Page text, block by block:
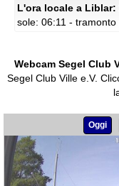
L'ora locale a Liblar:
sole: 06:11 -
Webcam Segel Club
Segel Club Ville e.V.
Oggi